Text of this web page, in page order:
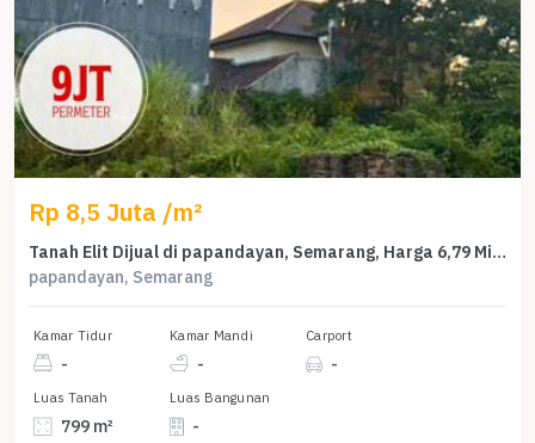
Rp 8,5 Juta /m²
Tanah Elit Dijual di papandayan, Semarang, Harga 6,79 Miliar
papandayan, Semarang
Kamar Tidur
-
Kamar Mandi
-
Carport
-
Luas Tanah
799 m²
Luas Bangunan
-